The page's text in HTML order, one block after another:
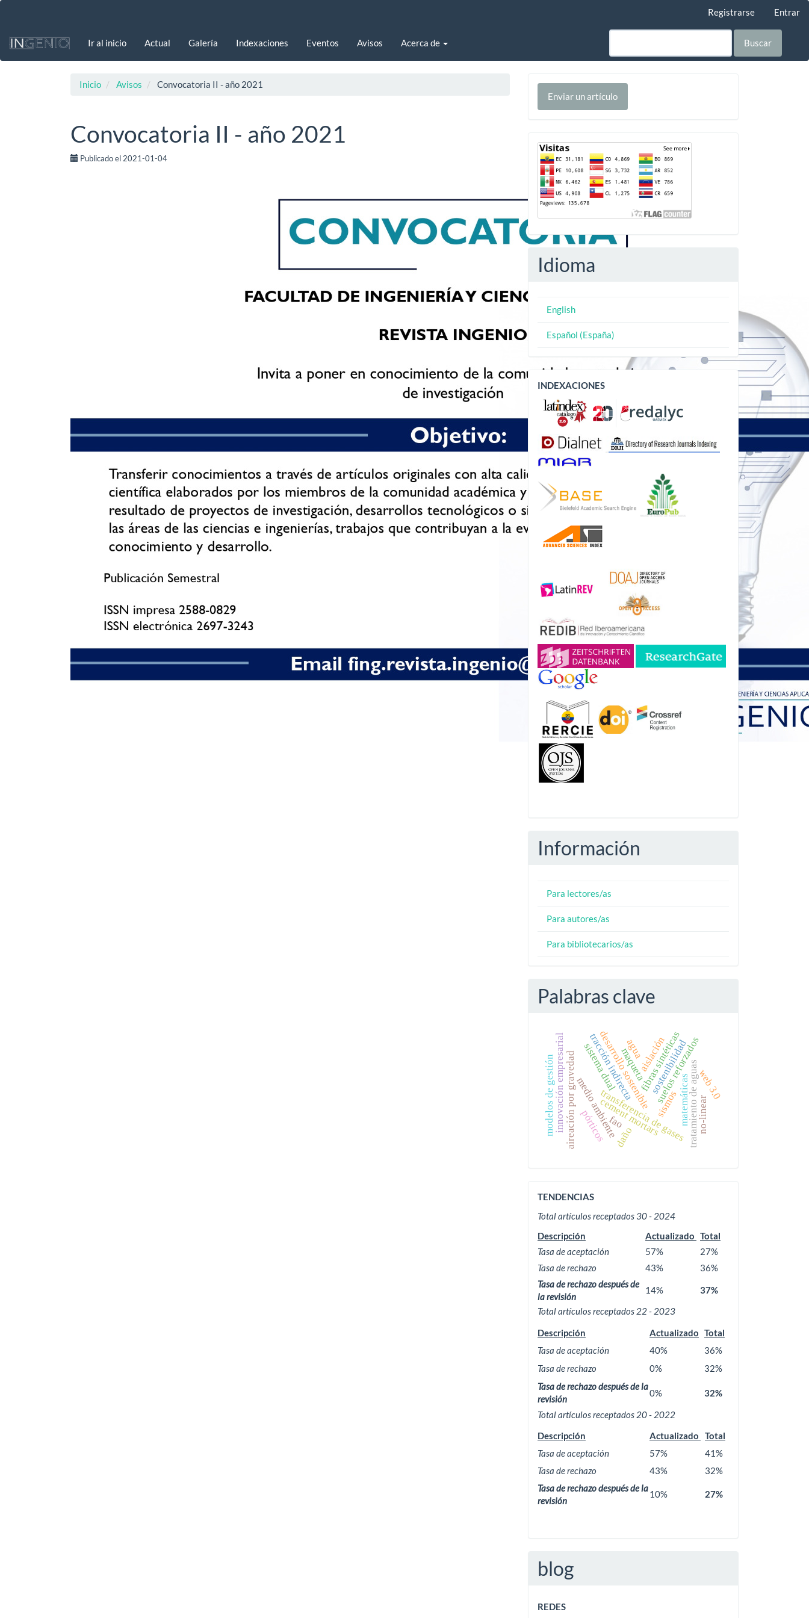
principal
Registrarse Entrar
Ir al inicio Actual Galería Indexaciones Eventos Avisos Acerca de Buscar
Inicio Avisos Convocatoria II - año 2021
Convocatoria II - año 2021
Publicado el 2021-01-04
Enviar
unEnviar un artículo
Contador
Idioma
English
Español (España)
Indexaciones
INDEXACIONES
Información
Para lectores/as
Para autores/as
Para bibliotecarios/as
Palabras clave
desarrollo sostenible
medio ambiente
sostenibilidad
transferencia de gases
aireación por gravedad tratamiento de aguas
suelos reforzados
fibras sintéticas
tracción indirecta web 3.0
innovación empresarial
modelos de gestión maqueta
matemáticas
cement mortars
sistema dual aislación
pórticos
sismos no-linear
daño
fao
agua
ACTIVIDAD
EDITORIAL
TENDENCIAS
Total artículos receptados 30 - 2024
Descripción
Actualizado Total
Tasa de aceptación
57%
27%
Tasa de rechazo
43%
36%
Tasa de rechazo después de
la revisión
14%
37%
Total artículos receptados 22 - 2023
Descripción
Actualizado Total
Tasa de aceptación
40%
36%
Tasa de rechazo
0%
32%
Tasa de rechazo después de la
revisión
0%
32%
Total artículos receptados 20 - 2022
Descripción
Actualizado
Total
Tasa de aceptación
57%
41%
Tasa de rechazo
43%
32%
Tasa de rechazo después de la
revisión
10% 27%
blog
REDES